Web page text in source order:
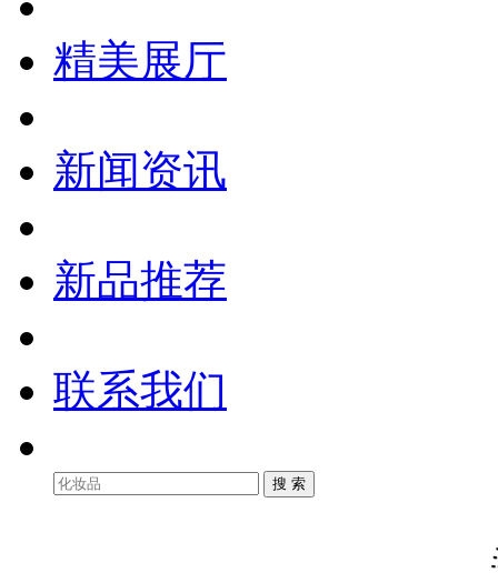
精美展厅
新闻资讯
新品推荐
联系我们